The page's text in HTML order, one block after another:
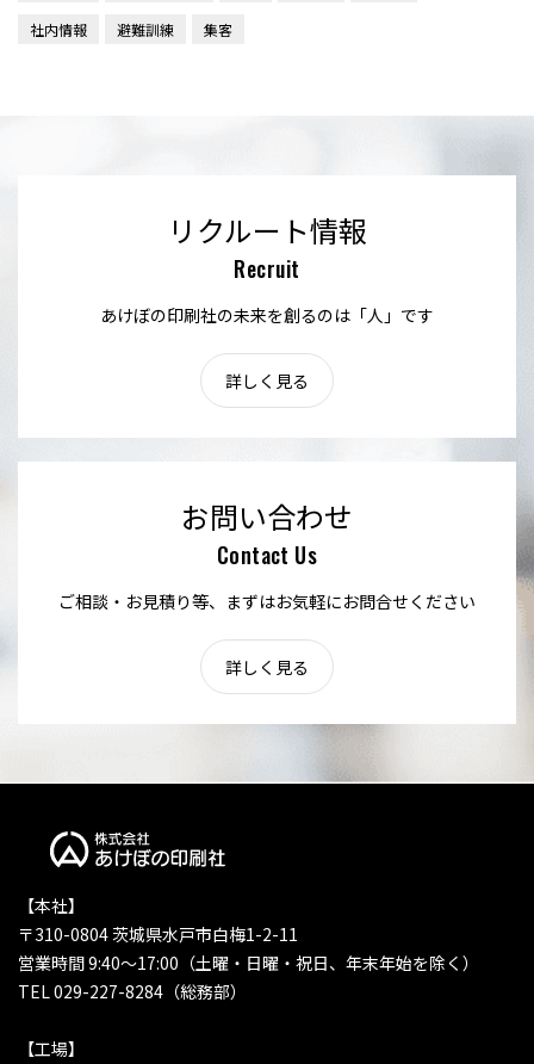
社内情報 避難訓練 集客
リクルート情報
Recruit
あけぼの印刷社の未来を創るのは「人」です
詳しく見る
お問い合わせ
Contact Us
ご相談・お見積り等、まずはお気軽にお問合せください
詳しく見る
【本社】
〒310-0804 茨城県水戸市白梅1-2-11
営業時間 9:40〜17:00（土曜・日曜・祝日、年末年始を除く）
TEL 029-227-8284（総務部）
【工場】